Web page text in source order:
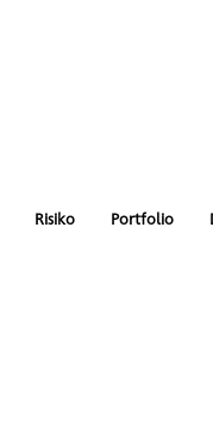
Risiko Portfolio